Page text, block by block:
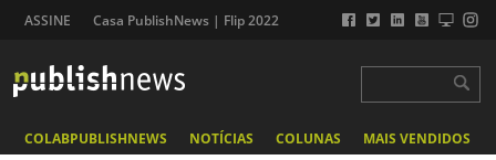
ASSINE Casa PublishNews | Flip 2022
COLABPUBLISHNEWS NOTÍCIAS COLUNAS MAIS VENDIDOS